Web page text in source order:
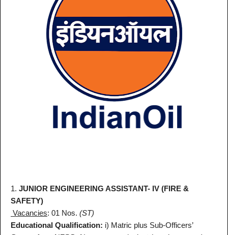
1. JUNIOR ENGINEERING ASSISTANT- IV (FIRE &
SAFETY)
Vacancies: 01 Nos. (ST)
Educational Qualification: i) Matric plus Sub-Officers’